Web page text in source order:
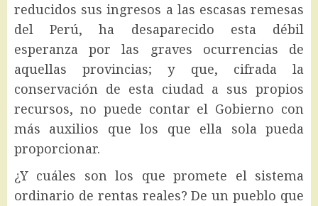
reducidos sus ingresos a las escasas remesas
del Perú, ha desaparecido esta débil
esperanza por las graves ocurrencias de
aquellas provincias; y que, cifrada la
conservación de esta ciudad a sus propios
recursos, no puede contar el Gobierno con
más auxilios que los que ella sola pueda
proporcionar.
¿Y cuáles son los que promete el sistema
ordinario de rentas reales? De un pueblo que